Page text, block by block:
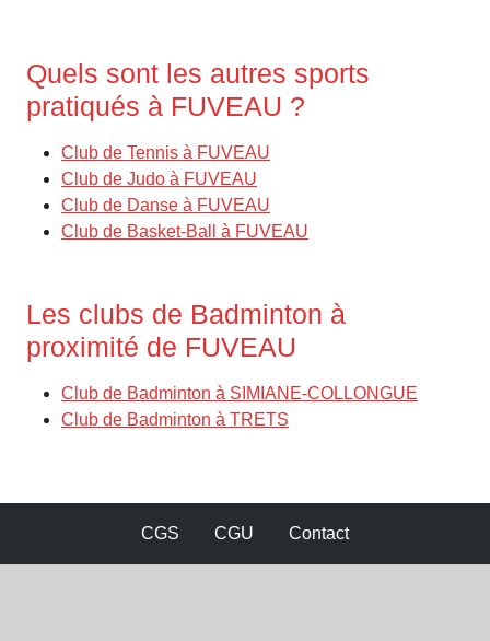
Quels sont les autres sports
pratiqués à FUVEAU ?
Club de Tennis à FUVEAU
Club de Judo à FUVEAU
Club de Danse à FUVEAU
Club de Basket-Ball à FUVEAU
Les clubs de Badminton à
proximité de FUVEAU
Club de Badminton à SIMIANE-COLLONGUE
Club de Badminton à TRETS
CGS CGU Contact